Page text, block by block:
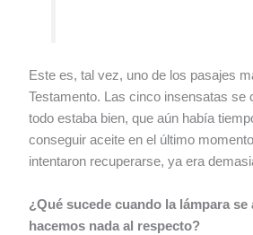
Este es, tal vez, uno de los pasajes
Testamento. Las cinco insensatas se
todo estaba bien, que aún había
conseguir aceite en el último
intentaron recuperarse, ya era
¿Qué sucede cuando la lámpara se
hacemos nada al respecto?